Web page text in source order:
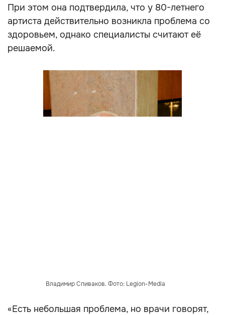
При этом она подтвердила, что у 80-летнего
артиста действительно возникла проблема со
здоровьем, однако специалисты считают её
решаемой.
Владимир Спиваков. Фото: Legion-Media
«Есть небольшая проблема, но врачи говорят,